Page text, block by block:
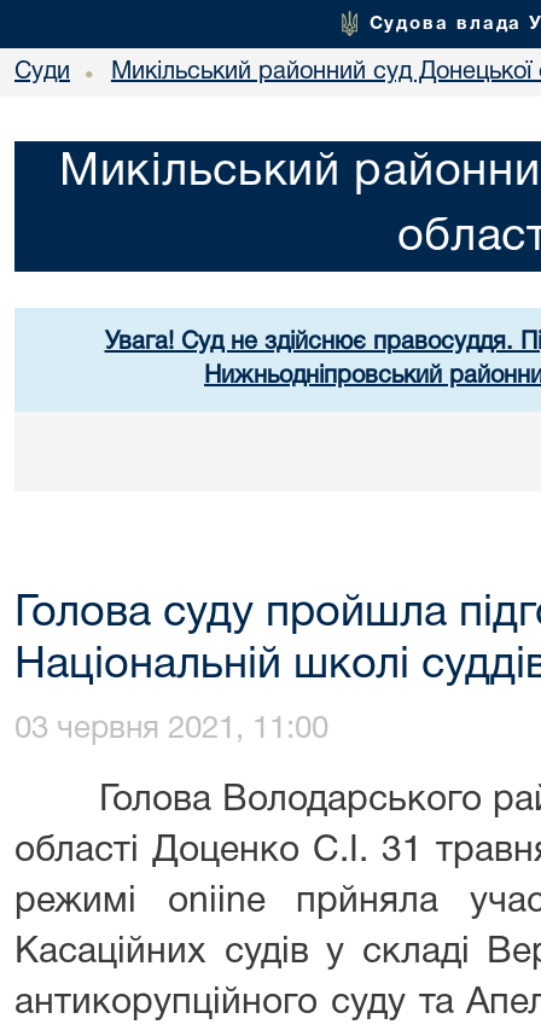
Судова влада
Суди • Микільський районний суд Донецької
Микільський
Увага! Суд не здійснює правосуддя.
Нижньодніпровський
Голова суду пройшла
Національній школі
03 червня 2021, 11:00
Голова Володарського
області Доценко С.І. 31
режимі oniine прйняла
Касаційних судів у складі
антикорупційного суду та